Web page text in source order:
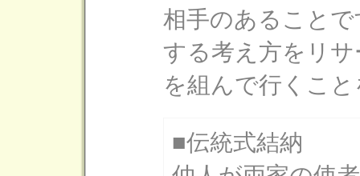
相手のあること
する考え方をリ
を組んで行くこ
■伝統式結納